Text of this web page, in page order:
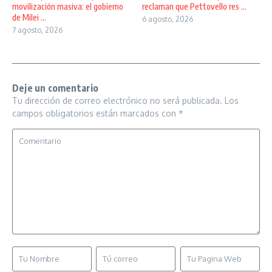
movilización masiva: el gobierno
de Milei ...
7 agosto, 2026
reclaman que Pettovello res ...
6 agosto, 2026
Deje un comentario
Tu dirección de correo electrónico no será publicada. Los
campos obligatorios están marcados con *